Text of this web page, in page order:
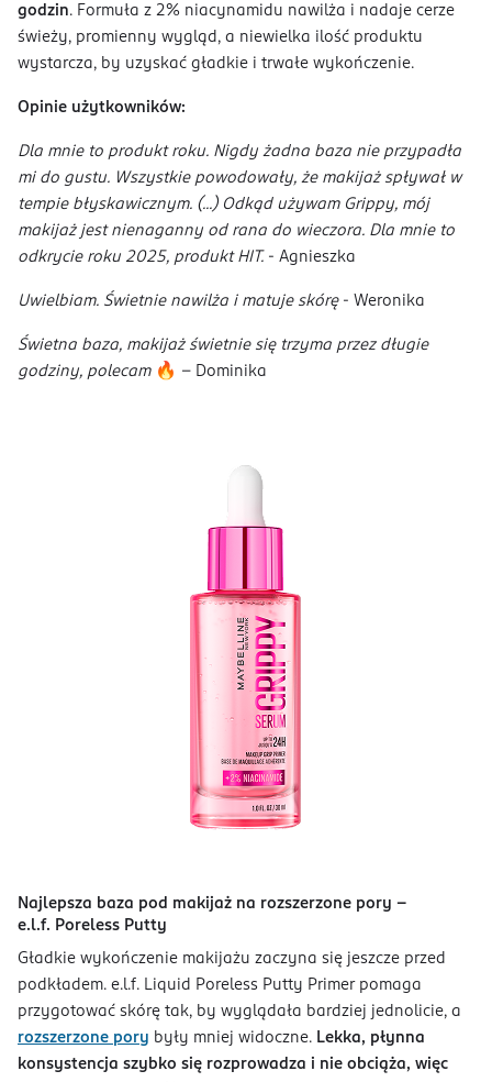
godzin. Formuła z 2% niacynamidu nawilża i nadaje cerze
świeży, promienny wygląd, a niewielka ilość produktu
wystarcza, by uzyskać gładkie i trwałe wykończenie.
Opinie użytkowników:
Dla mnie to produkt roku. Nigdy żadna baza nie przypadła
mi do gustu. Wszystkie powodowały, że makijaż spływał w
tempie błyskawicznym. (...) Odkąd używam Grippy, mój
makijaż jest nienaganny od rana do wieczora. Dla mnie to
odkrycie roku 2025, produkt HIT. - Agnieszka
Uwielbiam. Świetnie nawilża i matuje skórę - Weronika
Świetna baza, makijaż świetnie się trzyma przez długie
godziny, polecam 🔥 - Dominika
Najlepsza baza pod makijaż na rozszerzone pory -
e.l.f. Poreless Putty
Gładkie wykończenie makijażu zaczyna się jeszcze przed
podkładem. e.l.f. Liquid Poreless Putty Primer pomaga
przygotować skórę tak, by wyglądała bardziej jednolicie, a
rozszerzone pory były mniej widoczne. Lekka, płynna
konsystencja szybko się rozprowadza i nie obciąża, więc